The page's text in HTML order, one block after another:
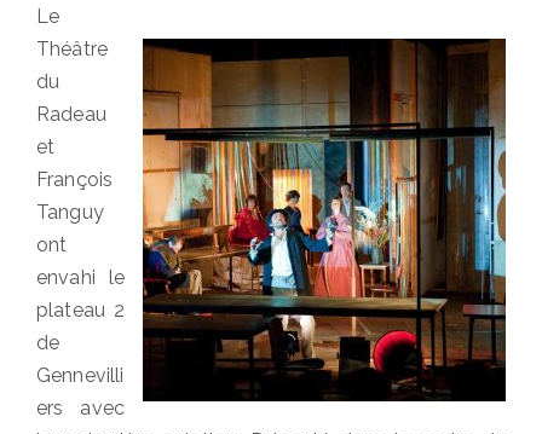
Le
Théâtre
du
Radeau
et
François
Tanguy
ont
envahi le
plateau 2
de
Gennevilli
ers avec